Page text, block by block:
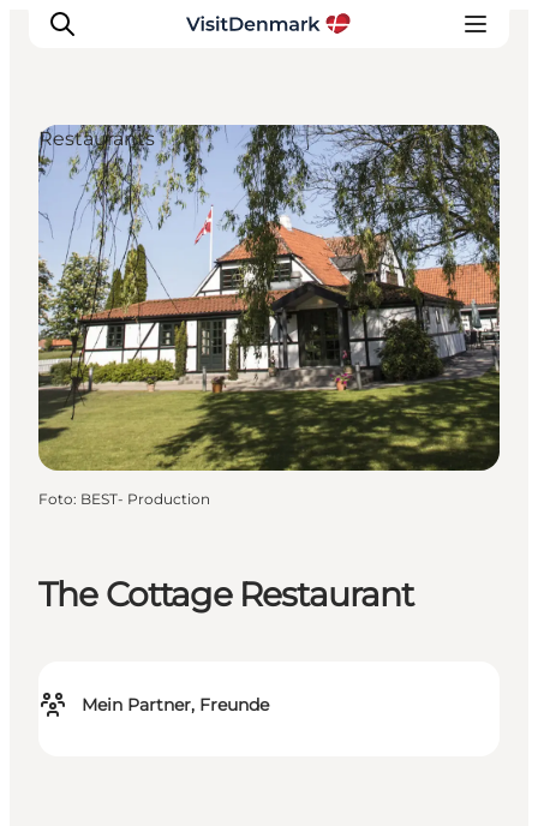
Inspiration
Regionen
Erlebnisse
Unterkünfte
Reiseplanung
The Cottage Restaurant
Mein Partner, Freunde
Restaurants
Foto: BEST- Production